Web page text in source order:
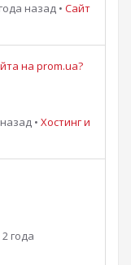
назад • Сайт
на prom.ua?
• Хостинг и
года